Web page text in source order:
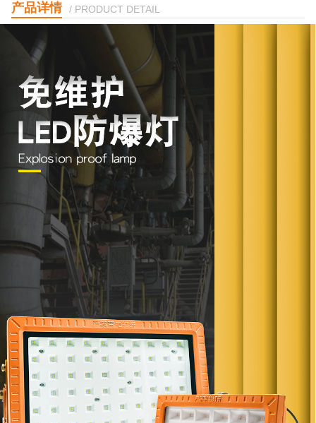
产品详情 / PRODUCT DETAIL